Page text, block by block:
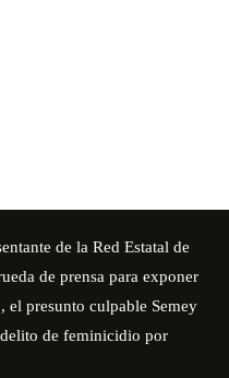
de la Red Estatal de
de prensa para exponer
el presunto culpable Semey
de feminicidio por